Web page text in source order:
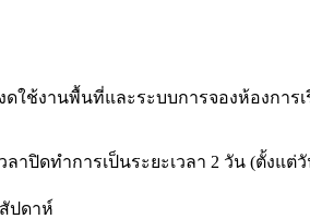
ดใช้งานพื้นที่และระบบการจองห้องกา
ลาปิดทำการเป็นระยะเวลา 2 วัน (ตั้งแต่วั
ปดาห์